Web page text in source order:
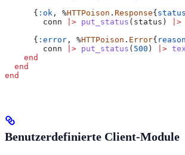
      {
:ok , %HTTPoison . Response{
        conn
|> put_status (status) |>
      {
:error , %HTTPoison . Error{
        conn
|> put_status ( 500 ) |>
    end
  end
end
Benutzerdefinierte Client-Module